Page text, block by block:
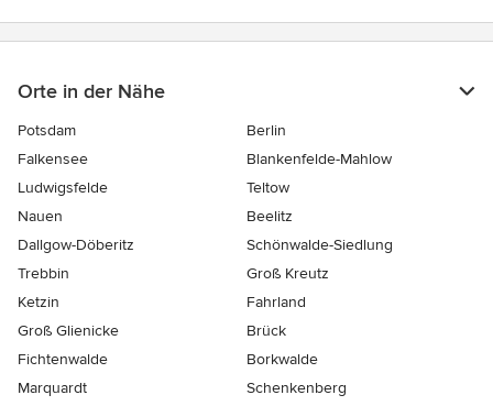
Orte in der Nähe
Potsdam
Berlin
Falkensee
Blankenfelde-Mahlow
Ludwigsfelde
Teltow
Nauen
Beelitz
Dallgow-Döberitz
Schönwalde-Siedlung
Trebbin
Groß Kreutz
Ketzin
Fahrland
Groß Glienicke
Brück
Fichtenwalde
Borkwalde
Marquardt
Schenkenberg